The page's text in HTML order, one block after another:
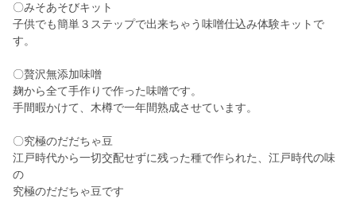
〇みそあそびキット
子供でも簡単３ステップで出来ちゃう味噌仕込み体験キットで
す。
〇贅沢無添加味噌
麹から全て手作りで作った味噌です。
手間暇かけて、木樽で一年間熟成させています。
〇究極のだだちゃ豆
江戸時代から一切交配せずに残った種で作られた、江戸時代の味
の
究極のだだちゃ豆です